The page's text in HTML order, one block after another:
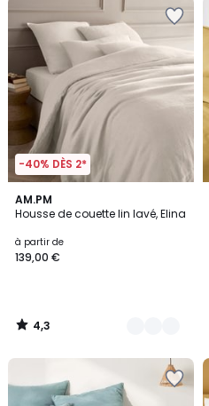
-40% DÈS 2*
AM.PM
Housse de couette lin lavé, Elina
à partir de
139,00 €
4,3
/ 5
25
Couleurs
4,3
/